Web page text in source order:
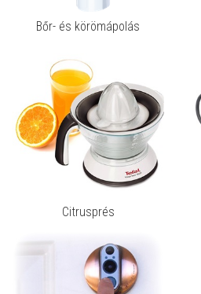
Bőr- és körömápolás
Citrusprés